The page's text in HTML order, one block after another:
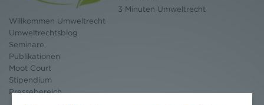
3 Minuten Umweltrecht
Willkommen Umweltrecht
Umweltrechtsblog
Seminare
Publikationen
Moot Court
Stipendium
Pressebereich